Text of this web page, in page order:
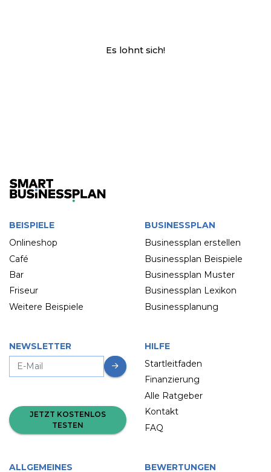
Es lohnt sich!
BEISPIELE
Onlineshop
Café
Bar
Friseur
Weitere Beispiele
BUSINESSPLAN
Businessplan erstellen
Businessplan Beispiele
Businessplan Muster
Businessplan Lexikon
Businessplanung
NEWSLETTER
JETZT KOSTENLOS
TESTEN
HILFE
Startleitfaden
Finanzierung
Alle Ratgeber
Kontakt
FAQ
ALLGEMEINES BEWERTUNGEN